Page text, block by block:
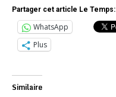
Partager cet article Le Temps:
WhatsApp
Plus
Similaire